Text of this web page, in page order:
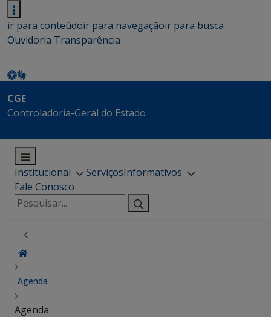
ir para conteúdoir para navegaçãoir para busca
Ouvidoria Transparência
CGE
Controladoria-Geral do Estado
Institucional ServiçosInformativos
Fale Conosco
Pesquisar
por:
Agenda
Agenda